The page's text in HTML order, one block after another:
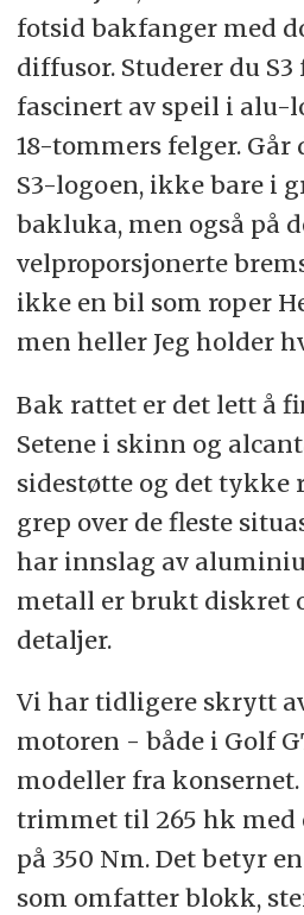
fotsid bakfanger med
diffusor. Studerer du
fascinert av speil i alu-
18-tommers felger.
S3-logoen, ikke bare i
bakluka, men også på
velproporsjonerte
ikke en bil som roper
men heller Jeg holder
Bak rattet er det lett å
Setene i skinn og
sidestøtte og det tykke
grep over de fleste
har innslag av
metall er brukt diskret
detaljer.
Vi har tidligere skrytt
motoren - både i Golf
modeller fra konsernet.
trimmet til 265 hk med
på 350 Nm. Det betyr
som omfatter blokk,